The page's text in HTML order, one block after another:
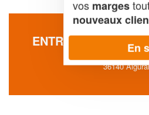
ENTREPRISE
34 Les
36140
vos marges
nouveaux
En